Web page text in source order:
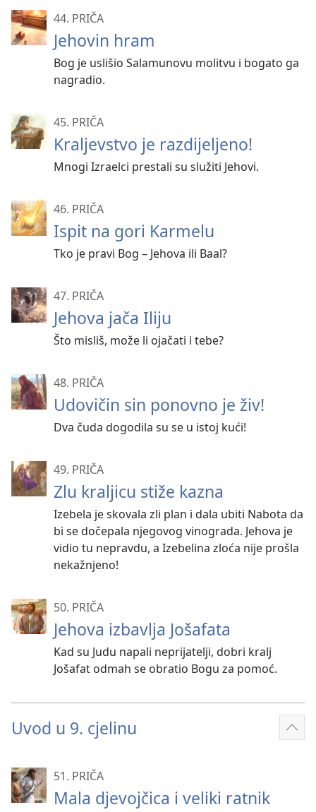
44. PRIČA
Jehovin hram
Bog je uslišio Salamunovu molitvu i bogato ga
nagradio.
45. PRIČA
Kraljevstvo je razdijeljeno!
Mnogi Izraelci prestali su služiti Jehovi.
46. PRIČA
Ispit na gori Karmelu
Tko je pravi Bog – Jehova ili Baal?
47. PRIČA
Jehova jača Iliju
Što misliš, može li ojačati i tebe?
48. PRIČA
Udovičin sin ponovno je živ!
Dva čuda dogodila su se u istoj kući!
49. PRIČA
Zlu kraljicu stiže kazna
Izebela je skovala zli plan i dala ubiti Nabota da
bi se dočepala njegovog vinograda. Jehova je
vidio tu nepravdu, a Izebelina zloća nije prošla
nekažnjeno!
50. PRIČA
Jehova izbavlja Jošafata
Kad su Judu napali neprijatelji, dobri kralj
Jošafat odmah se obratio Bogu za pomoć.
Uvod u 9. cjelinu
51. PRIČA
Mala djevojčica i veliki ratnik